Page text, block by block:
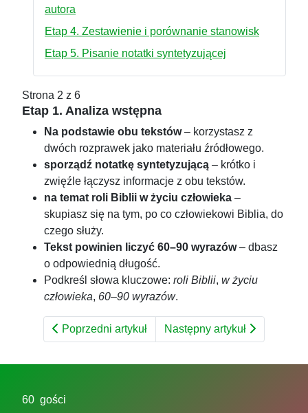
autora
Etap 4. Zestawienie i porównanie stanowisk
Etap 5. Pisanie notatki syntetyzującej
Strona 2 z 6
Etap 1. Analiza wstępna
Na podstawie obu tekstów– korzystasz z
dwóch rozprawek jako materiału źródłowego.
sporządź notatkę syntetyzującą – krótko i
zwięźle łączysz informacje z obu tekstów.
na temat roli Biblii w życiu człowieka –
skupiasz się na tym, po co człowiekowi Biblia, do
czego służy.
Tekst powinien liczyć 60–90 wyrazów– dbasz
o odpowiednią długość.
Podkreśl słowa kluczowe: roli Biblii, w życiu
człowieka, 60–90 wyrazów.
Poprzedni artykuł Następny artykuł
60 gości